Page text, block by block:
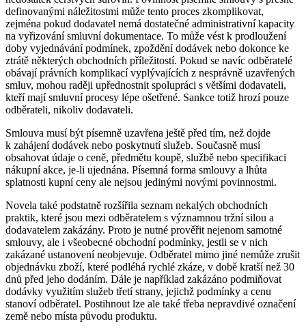
definovanými náležitostmi může tento proces zkomplikovat,
zejména pokud dodavatel nemá dostatečné administrativní kapacity
na vyřizování smluvní dokumentace. To může vést k prodloužení
doby vyjednávání podmínek, zpoždění dodávek nebo dokonce ke
ztrátě některých obchodních příležitostí. Pokud se navíc odběratelé
obávají právních komplikací vyplývajících z nesprávně uzavřených
smluv, mohou raději upřednostnit spolupráci s většími dodavateli,
kteří mají smluvní procesy lépe ošetřené. Sankce totiž hrozí pouze
odběrateli, nikoliv dodavateli.
Smlouva musí být písemně uzavřena ještě před tím, než dojde
k zahájení dodávek nebo poskytnutí služeb. Současně musí
obsahovat údaje o ceně, předmětu koupě, službě nebo specifikaci
nákupní akce, je-li ujednána. Písemná forma smlouvy a lhůta
splatnosti kupní ceny ale nejsou jedinými novými povinnostmi.
Novela také podstatně rozšířila seznam nekalých obchodních
praktik, které jsou mezi odběratelem s významnou tržní silou a
dodavatelem zakázány. Proto je nutné prověřit nejenom samotné
smlouvy, ale i všeobecné obchodní podmínky, jestli se v nich
zakázané ustanovení neobjevuje. Odběratel mimo jiné nemůže zrušit
objednávku zboží, které podléhá rychlé zkáze, v době kratší než 30
dnů před jeho dodáním. Dále je například zakázáno podmiňovat
dodávky využitím služeb třetí strany, jejichž podmínky a cenu
stanoví odběratel. Postihnout lze ale také třeba nepravdivé označení
země nebo místa původu produktu.